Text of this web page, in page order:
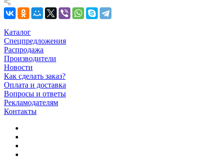
Каталог
Спецпредложения
Распродажа
Производители
Новости
Как сделать заказ?
Оплата и доставка
Вопросы и ответы
Рекламодателям
Контакты